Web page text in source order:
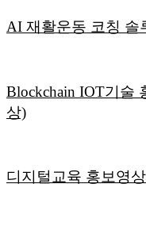
AI 재활운동 코칭 솔
Blockchain IOT기술
상)
디지털교육 홍보영